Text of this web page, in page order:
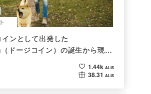
ンとして出発した
ドージコイン）の誕生から現在
れる非証券性🐶
1.44k ALIS
38.31 ALIS